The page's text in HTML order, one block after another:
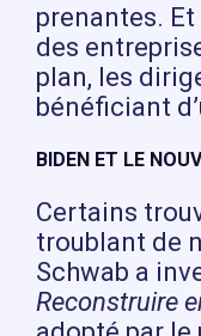
prenantes.
des
plan, les
bénéficiant
BIDEN ET LE
Certains
troublant de
Schwab a
Reconstruire